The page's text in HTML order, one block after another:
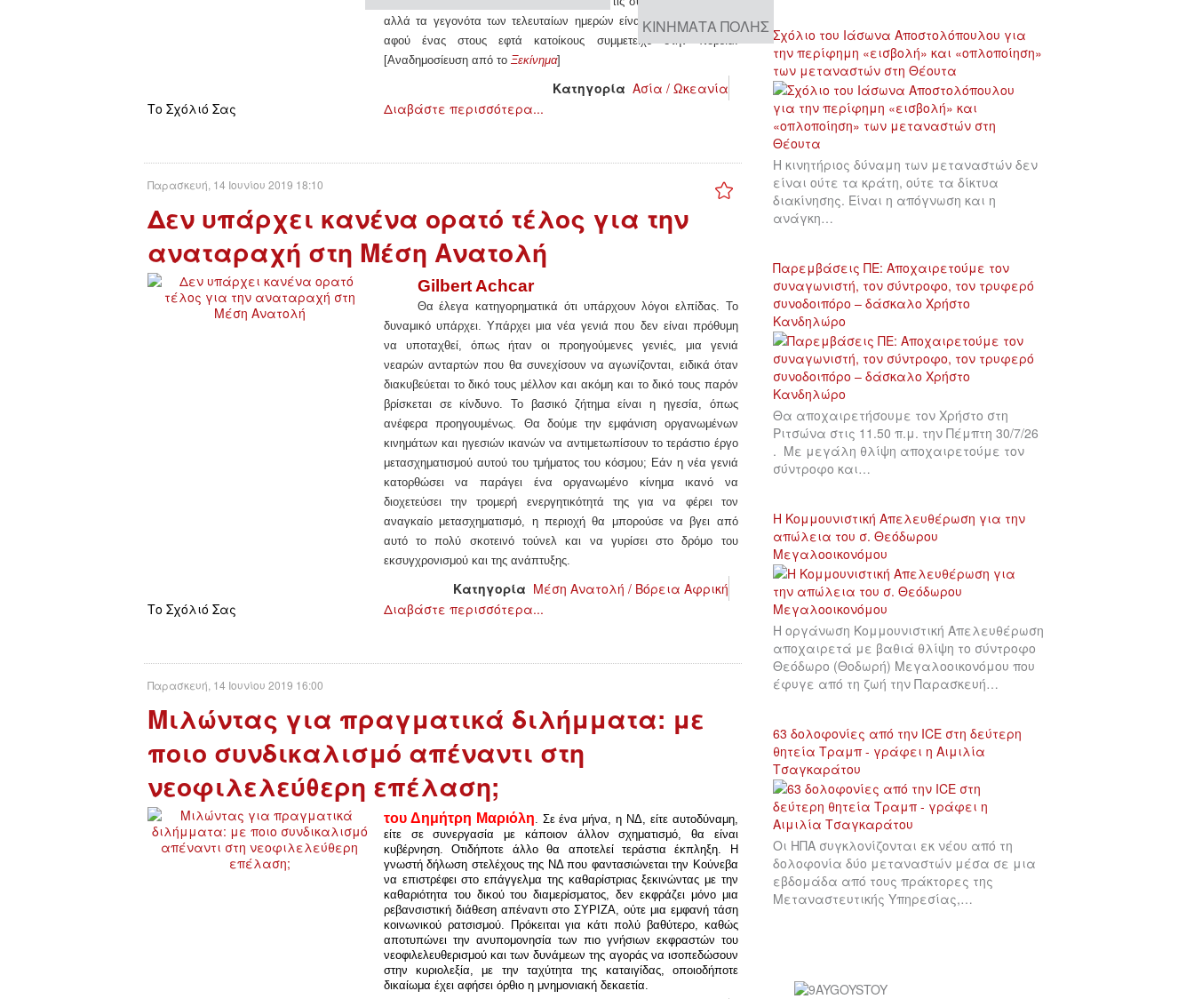
ΚΙΝΉΜΑΤΑ ΠΌΛΗΣ
αλλά τα γεγονότα των τελευταίων ημερών είναι άλλου επιπέδου,
αφού ένας στους εφτά κατοίκους συμμετείχε στην πορεία!
[Αναδημοσίευση από το Ξεκίνημα]
Κατηγορία Ασία / Ωκεανία
Το Σχόλιό Σας
Διαβάστε περισσότερα...
Παρασκευή, 14 Ιουνίου 2019 18:10
Δεν υπάρχει κανένα ορατό τέλος για την
αναταραχή στη Μέση Ανατολή
Gilbert Achcar
Θα έλεγα κατηγορηματικά ότι υπάρχουν λόγοι ελπίδας. Το
δυναμικό υπάρχει. Υπάρχει μια νέα γενιά που δεν είναι πρόθυμη
να υποταχθεί, όπως ήταν οι προηγούμενες γενιές, μια γενιά
νεαρών ανταρτών που θα συνεχίσουν να αγωνίζονται, ειδικά όταν
διακυβεύεται το δικό τους μέλλον και ακόμη και το δικό τους παρόν
βρίσκεται σε κίνδυνο. Το βασικό ζήτημα είναι η ηγεσία, όπως
ανέφερα προηγουμένως. Θα δούμε την εμφάνιση οργανωμένων
κινημάτων και ηγεσιών ικανών να αντιμετωπίσουν το τεράστιο έργο
μετασχηματισμού αυτού του τμήματος του κόσμου; Εάν η νέα γενιά
κατορθώσει να παράγει ένα οργανωμένο κίνημα ικανό να
διοχετεύσει την τρομερή ενεργητικότητά της για να φέρει τον
αναγκαίο μετασχηματισμό, η περιοχή θα μπορούσε να βγει από
αυτό το πολύ σκοτεινό τούνελ και να γυρίσει στο δρόμο του
εκσυγχρονισμού και της ανάπτυξης.
Κατηγορία Μέση Ανατολή / Βόρεια Αφρική
Το Σχόλιό Σας
Διαβάστε περισσότερα...
Παρασκευή, 14 Ιουνίου 2019 16:00
Μιλώντας για πραγματικά διλήμματα: με
ποιο συνδικαλισμό απέναντι στη
νεοφιλελεύθερη επέλαση;
του Δημήτρη Μαριόλη. Σε ένα μήνα, η ΝΔ, είτε αυτοδύναμη,
είτε σε συνεργασία με κάποιον άλλον σχηματισμό, θα είναι
κυβέρνηση. Οτιδήποτε άλλο θα αποτελεί τεράστια έκπληξη. Η
γνωστή δήλωση στελέχους της ΝΔ που φαντασιώνεται την Κούνεβα
να επιστρέφει στο επάγγελμα της καθαρίστριας ξεκινώντας με την
καθαριότητα του δικού του διαμερίσματος, δεν εκφράζει μόνο μια
ρεβανσιστική διάθεση απέναντι στο ΣΥΡΙΖΑ, ούτε μια εμφανή τάση
κοινωνικού ρατσισμού.
Πρόκειται για κάτι πολύ βαθύτερο, καθώς
αποτυπώνει την ανυπομονησία των πιο γνήσιων εκφραστών του
νεοφιλελευθερισμού και των δυνάμεων της αγοράς να ισοπεδώσουν
στην κυριολεξία, με την ταχύτητα της καταιγίδας, οποιοδήποτε
δικαίωμα έχει αφήσει όρθιο η μνημονιακή δεκαετία.
Σχόλιο του Ιάσωνα Αποστολόπουλου για
την περίφημη «εισβολή» και «οπλοποίηση»
των μεταναστών στη Θέουτα
Η κινητήριος δύναμη των μεταναστών δεν
είναι ούτε τα κράτη, ούτε τα δίκτυα
διακίνησης. Είναι η απόγνωση και η
ανάγκη…
Παρεμβάσεις ΠΕ: Αποχαιρετούμε τον
συναγωνιστή, τον σύντροφο, τον τρυφερό
συνοδοιπόρο – δάσκαλο Χρήστο
Κανδηλώρο
Θα αποχαιρετήσουμε τον Χρήστο στη
Ριτσώνα στις 11.50 π.μ. την Πέμπτη 30/7/26
. Με μεγάλη θλίψη αποχαιρετούμε τον
σύντροφο και…
Η Κομμουνιστική Απελευθέρωση για την
απώλεια του σ. Θεόδωρου
Μεγαλοοικονόμου
Η οργάνωση Κομμουνιστική Απελευθέρωση
αποχαιρετά με βαθιά θλίψη το σύντροφο
Θεόδωρο (Θοδωρή) Μεγαλοοικονόμου που
έφυγε από τη ζωή την Παρασκευή…
63 δολοφονίες από την ICE στη δεύτερη
θητεία Τραμπ - γράφει η Αιμιλία
Τσαγκαράτου
Οι ΗΠΑ συγκλονίζονται εκ νέου από τη
δολοφονία δύο μεταναστών μέσα σε μια
εβδομάδα από τους πράκτορες της
Μεταναστευτικής Υπηρεσίας,…